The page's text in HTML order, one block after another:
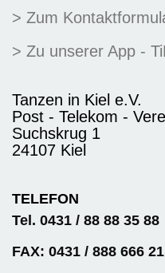
> Zum
> Zu unserer App -
Tanzen in Kiel e.V.
Post - Telekom -
Suchskrug 1
24107 Kiel
TELEFON
Tel. 0431 / 88 88 35 88
FAX: 0431 / 888 666 21